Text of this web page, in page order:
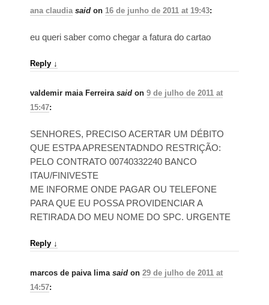
ana claudia said on 16 de junho de 2011 at 19:43:
eu queri saber como chegar a fatura do cartao
Reply ↓
valdemir maia Ferreira said on 9 de julho de 2011 at
15:47:
SENHORES, PRECISO ACERTAR UM DÉBITO
QUE ESTPA APRESENTADNDO RESTRIÇÃO:
PELO CONTRATO 00740332240 BANCO
ITAU/FINIVESTE
ME INFORME ONDE PAGAR OU TELEFONE
PARA QUE EU POSSA PROVIDENCIAR A
RETIRADA DO MEU NOME DO SPC. URGENTE
Reply ↓
marcos de paiva lima said on 29 de julho de 2011 at
14:57: